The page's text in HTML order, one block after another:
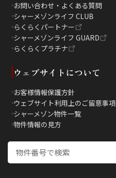
お問い合わせ・よくある質問
シャーメゾンライフ CLUB
らくらくパートナー
シャーメゾンライフ GUARD
らくらくプラチナ
ウェブサイトについて
お客様情報保護方針
ウェブサイト利用上のご留意事項
シャーメゾン物件一覧
物件情報の見方